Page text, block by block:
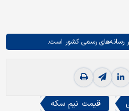
رسانه‌های رسمی کشور است.
قیمت نیم سکه